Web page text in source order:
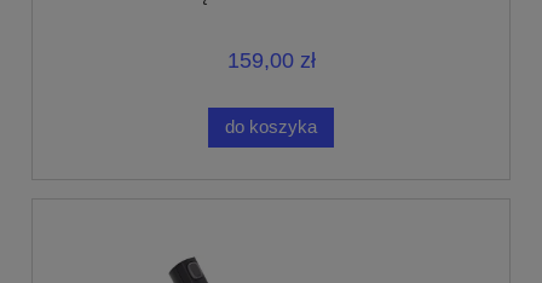
159,00 zł
do koszyka